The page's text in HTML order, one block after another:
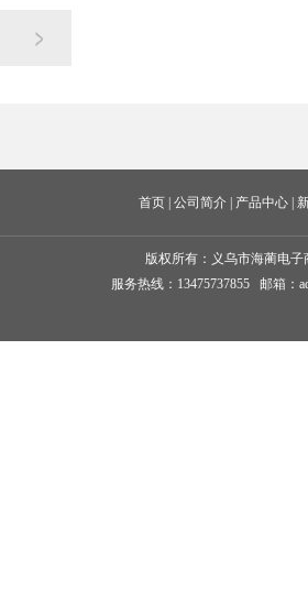
首页 | 公司简介 | 产品中心 |
版权所有： 义乌市海蔺电子
服务热线：13475737855 邮箱：